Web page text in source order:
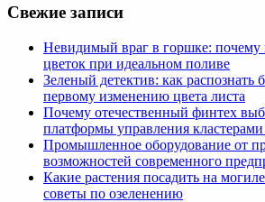
Свежие записи
Невидимый враг в горшке: почему
цветок при идеальном поливе
Зеленый детектив: как распознать
первому изменению цвета листа
Почему отечественный финтех
платформы управления
Промышленное оборудование от
возможностей современного
Какие растения посадить на
советы по озеленению